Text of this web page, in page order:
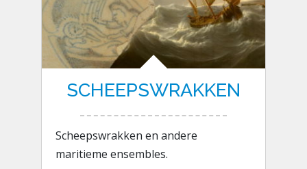
SCHEEPSWRAKKEN
Scheepswrakken en andere
maritieme ensembles.